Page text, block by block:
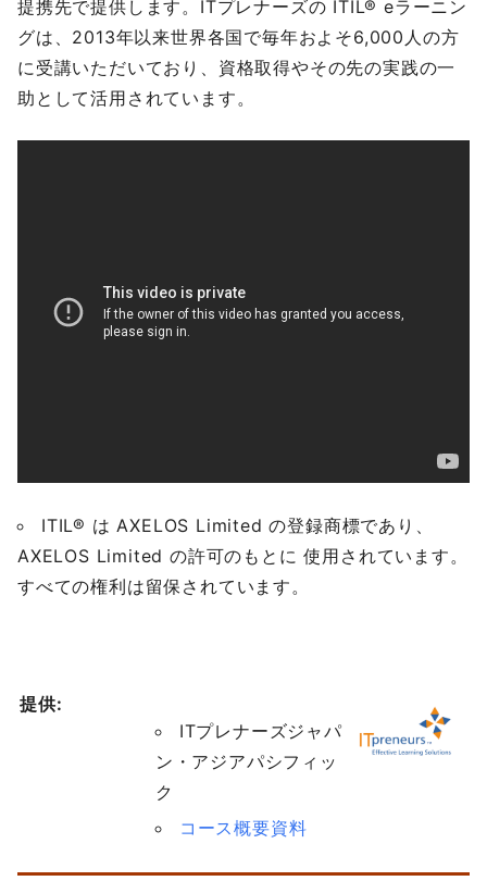
提携先で提供します。ITプレナーズの ITIL® eラーニン
グは、2013年以来世界各国で毎年およそ6,000人の方
に受講いただいており、資格取得やその先の実践の一
助として活用されています。
ITIL® は AXELOS Limited の登録商標であり、
AXELOS Limited の許可のもとに 使用されています。
すべての権利は留保されています。
提供:
ITプレナーズジャパ
ン・アジアパシフィッ
ク
コース概要資料